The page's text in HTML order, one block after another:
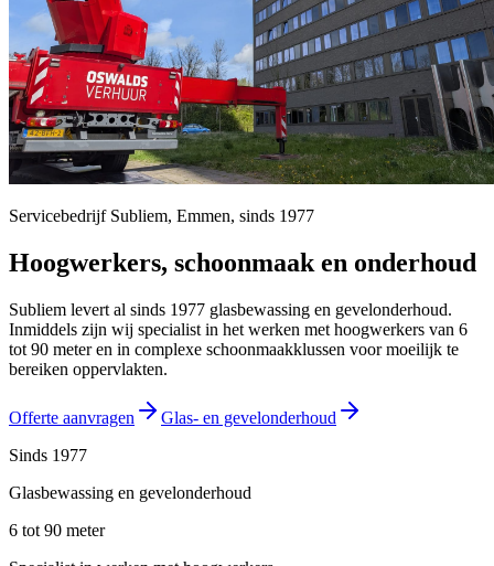
Servicebedrijf Subliem, Emmen, sinds 1977
Hoogwerkers, schoonmaak en onderhoud
Subliem levert al sinds 1977 glasbewassing en gevelonderhoud.
Inmiddels zijn wij specialist in het werken met hoogwerkers van 6
tot 90 meter en in complexe schoonmaakklussen voor moeilijk te
bereiken oppervlakten.
Offerte aanvragen
Glas- en gevelonderhoud
Sinds 1977
Glasbewassing en gevelonderhoud
6 tot 90 meter